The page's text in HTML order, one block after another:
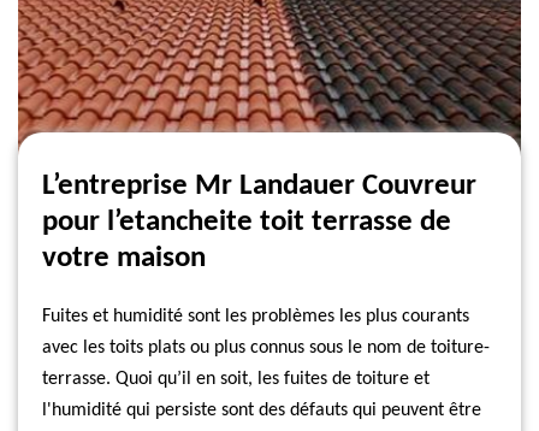
L’entreprise Mr Landauer Couvreur
pour l’etancheite toit terrasse de
votre maison
Fuites et humidité sont les problèmes les plus courants
avec les toits plats ou plus connus sous le nom de toiture-
terrasse. Quoi qu’il en soit, les fuites de toiture et
l'humidité qui persiste sont des défauts qui peuvent être